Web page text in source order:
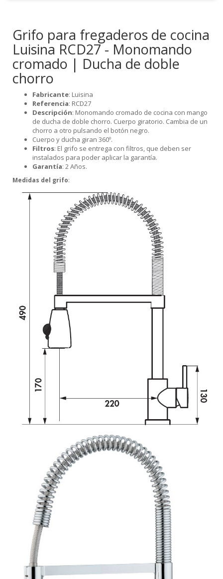
Grifo para fregaderos de cocina
Luisina RCD27 - Monomando
cromado | Ducha de doble
chorro
Fabricante: Luisina
Referencia: RCD27
Descripción: Monomando cromado de cocina con mango
de ducha de doble chorro. Cuerpo giratorio. Cambia de un
chorro a otro pulsando el botón negro.
Cuerpo y ducha giran 360º.
Filtros: El grifo se entrega con filtros, que deben ser
instalados para poder aplicar la garantía.
Garantía: 2 Años.
Medidas del grifo: